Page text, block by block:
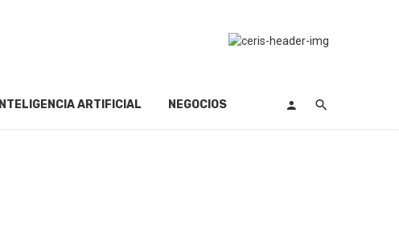
INTELIGENCIA ARTIFICIAL NEGOCIOS